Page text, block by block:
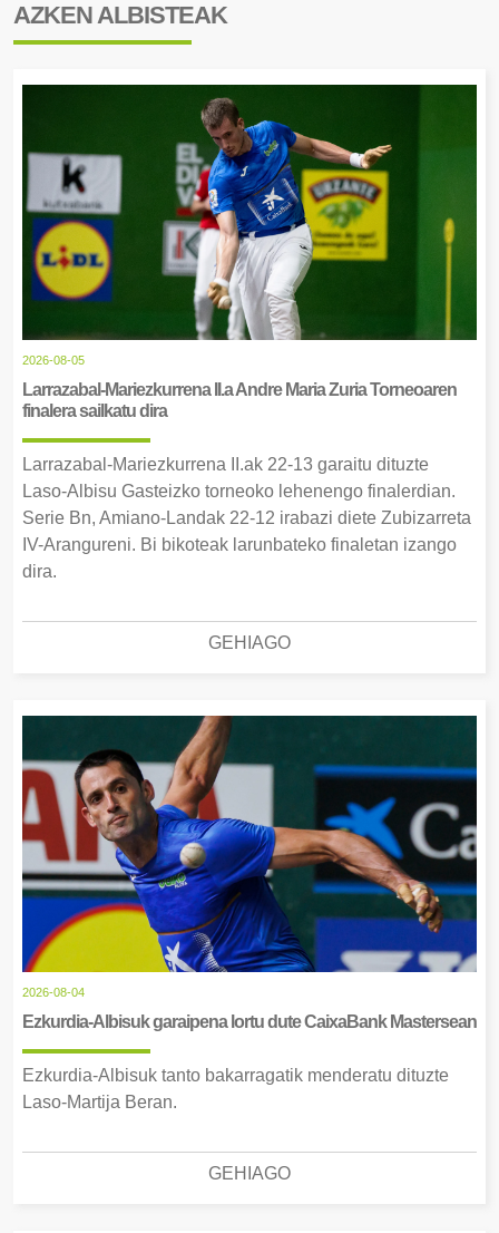
AZKEN ALBISTEAK
2026-08-05
Larrazabal-Mariezkurrena II.a Andre Maria Zuria Torneoaren
finalera sailkatu dira
Larrazabal-Mariezkurrena II.ak 22-13 garaitu dituzte
Laso-Albisu Gasteizko torneoko lehenengo finalerdian.
Serie Bn, Amiano-Landak 22-12 irabazi diete Zubizarreta
IV-Arangureni. Bi bikoteak larunbateko finaletan izango
dira.
GEHIAGO
2026-08-04
Ezkurdia-Albisuk garaipena lortu dute CaixaBank Mastersean
Ezkurdia-Albisuk tanto bakarragatik menderatu dituzte
Laso-Martija Beran.
GEHIAGO